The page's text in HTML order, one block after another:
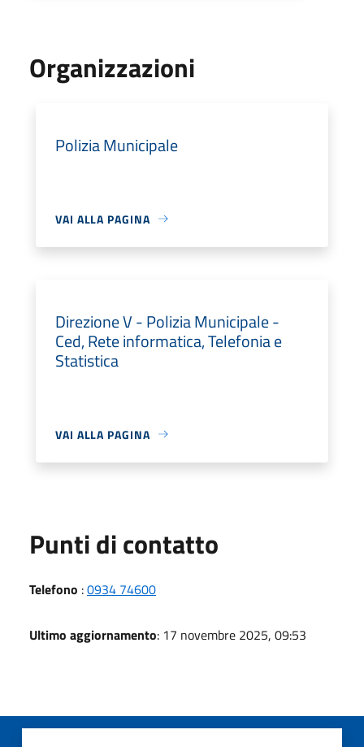
Organizzazioni
Polizia Municipale
VAI ALLA PAGINA
Direzione V - Polizia Municipale -
Ced, Rete informatica, Telefonia e
Statistica
VAI ALLA PAGINA
Punti di contatto
Telefono :0934 74600
Ultimo aggiornamento: 17 novembre 2025, 09:53